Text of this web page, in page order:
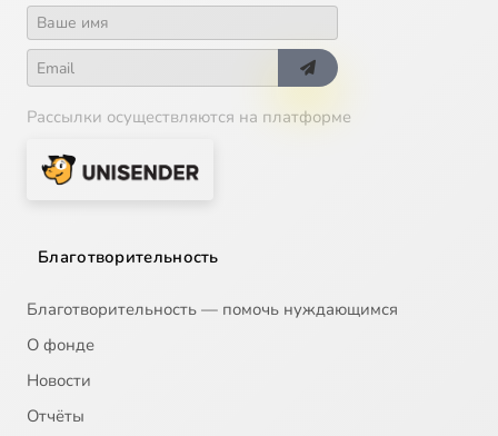
Рассылки осуществляются на платформе
Благотворительность
Благотворительность — помочь нуждающимся
О фонде
Новости
Отчёты